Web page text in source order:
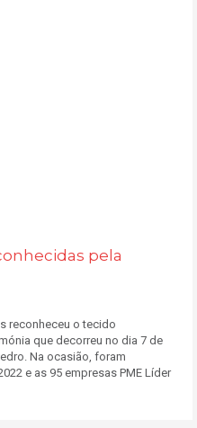
pela
reconheceu o tecido
que decorreu no dia 7 de
Na ocasião, foram
e as 95 empresas PME Líder